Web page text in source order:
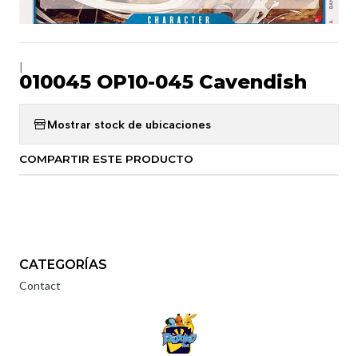
010045 OP10-045 Cavendish
Mostrar stock de ubicaciones
COMPARTIR ESTE PRODUCTO
CATEGORÍAS
Contact